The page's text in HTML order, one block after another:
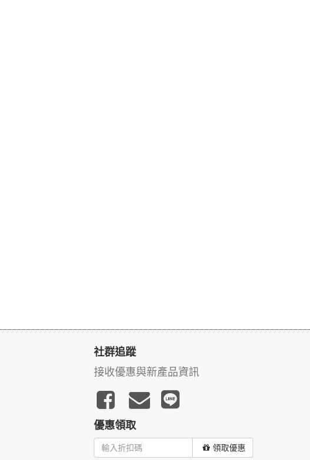
社群追蹤
接收優惠與新產品資訊
優惠領取
領取優惠